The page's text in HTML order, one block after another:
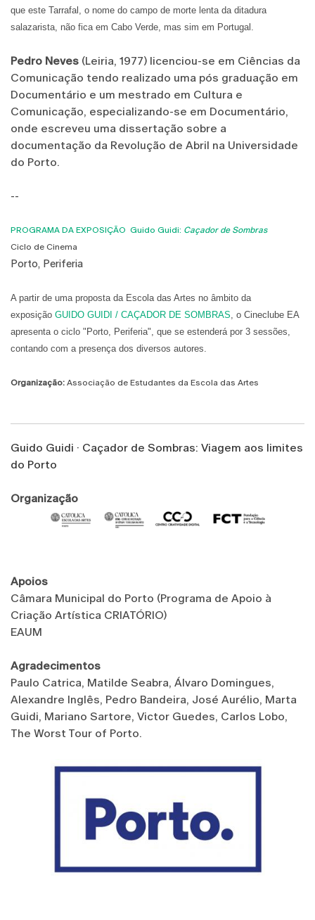
que este Tarrafal, o nome do campo de morte lenta da ditadura
salazarista, não fica em Cabo Verde, mas sim em Portugal.
Pedro Neves (Leiria, 1977) licenciou-se em Ciências da
Comunicação tendo realizado uma pós graduação em
Documentário e um mestrado em Cultura e
Comunicação, especializando-se em Documentário,
onde escreveu uma dissertação sobre a
documentação da Revolução de Abril na Universidade
do Porto.
--
PROGRAMA DA EXPOSIÇÃO Guido Guidi: Caçador de Sombras
Ciclo de Cinema
Porto, Periferia
A partir de uma proposta da Escola das Artes no âmbito da
exposição GUIDO GUIDI / CAÇADOR DE SOMBRAS , o Cineclube EA
apresenta o ciclo "Porto, Periferia", que se estenderá por 3 sessões,
contando com a presença dos diversos autores.
Organização: Associação de Estudantes da Escola das Artes
Guido Guidi · Caçador de Sombras: Viagem aos limites
do Porto
Organização
Apoios
Câmara Municipal do Porto (Programa de Apoio à
Criação Artística CRIATÓRIO)
EAUM
Agradecimentos
Paulo Catrica, Matilde Seabra, Álvaro Domingues,
Alexandre Inglês, Pedro Bandeira, José Aurélio, Marta
Guidi, Mariano Sartore, Victor Guedes, Carlos Lobo,
The Worst Tour of Porto.